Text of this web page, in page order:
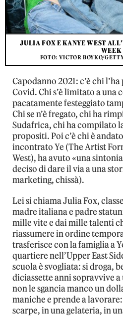
JULIA FOX E KANYE WEST
WEEK
FOTO: VICTOR BOYKO/
Capodanno 2021: c’è chi
Covid. Chi s’è limitato a una
pacatamente festeggiato
Chi se n’è fregato, chi ha
Sudafrica, chi ha compilato
propositi. Poi c’è chi è
incontrato Ye (The Artist
West), ha avuto «una
deciso di dare il via a una
marketing, chissà).
Lei si chiama Julia Fox,
madre italiana e padre
mille vite e dai mille talenti
riassumere in ordine
trasferisce con la famiglia a
quartiere nell’Upper East
scuola è svogliata: si droga,
diciassette anni sopravvive a
non le sgancia manco un
maniche e prende a
scarpe, in una gelateria, in